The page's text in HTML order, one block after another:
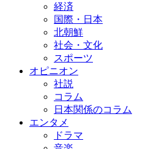
経済
国際・日本
北朝鮮
社会・文化
スポーツ
オピニオン
社説
コラム
日本関係のコラム
エンタメ
ドラマ